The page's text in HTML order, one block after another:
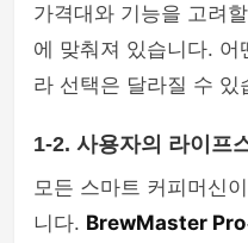
가격대와 기능을 고려
에 맞춰져 있습니다.
라 선택은 달라질 수 있
1-2. 사용자의 라이프
모든 스마트 커피머신
니다. BrewMaster Pro